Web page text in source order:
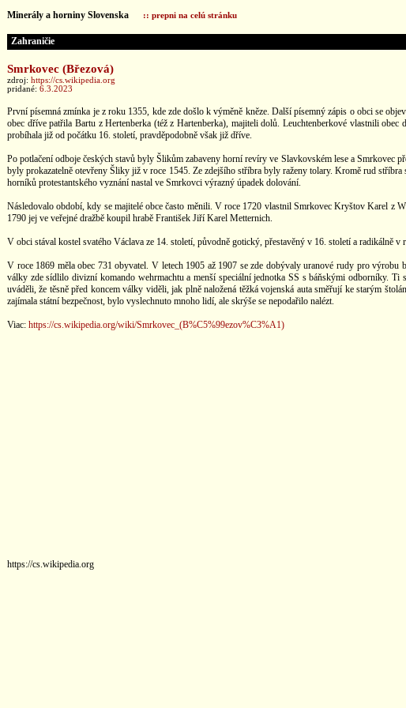
Minerály a horniny Slovenska :: prepni na celú stránku
Zahraničie
Smrkovec (Březová)
zdroj: https://cs.wikipedia.org
pridané: 6.3.2023
První písemná zmínka je z roku 1355, kde zde došlo k výměně kněze. Další písemný zápis o obci se
obec dříve patřila Bartu z Hertenberka (též z Hartenberka), majiteli dolů. Leuchtenberkové vlastnili
probíhala již od počátku 16. století, pravděpodobně však již dříve.
Po potlačení odboje českých stavů byly Šlikům zabaveny horní revíry ve Slavkovském lese a
byly prokazatelně otevřeny Šliky již v roce 1545. Ze zdejšího stříbra byly raženy tolary. Kromě rud
horníků protestantského vyznání nastal ve Smrkovci výrazný úpadek dolování.
Následovalo období, kdy se majitelé obce často měnili. V roce 1720 vlastnil Smrkovec Kryštov Karel z
1790 jej ve veřejné dražbě koupil hrabě František Jiří Karel Metternich.
V obci stával kostel svatého Václava ze 14. století, původně gotický, přestavěný v 16. století a radikálně v
V roce 1869 měla obec 731 obyvatel. V letech 1905 až 1907 se zde dobývaly uranové rudy pro
války zde sídlilo divizní komando wehrmachtu a menší speciální jednotka SS s báňskými odborníky.
uváděli, že těsně před koncem války viděli, jak plně naložená těžká vojenská auta směřují ke starým
zajímala státní bezpečnost, bylo vyslechnuto mnoho lidí, ale skrýše se nepodařilo nalézt.
Viac: https://cs.wikipedia.org/wiki/Smrkovec_(B%C5%99ezov%C3%A1)
https://cs.wikipedia.org